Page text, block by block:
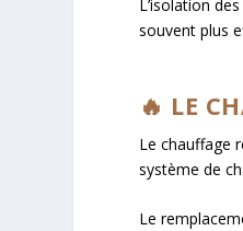
L’isolation
souvent plus
🔥 LE
Le chauffage
système de
Le